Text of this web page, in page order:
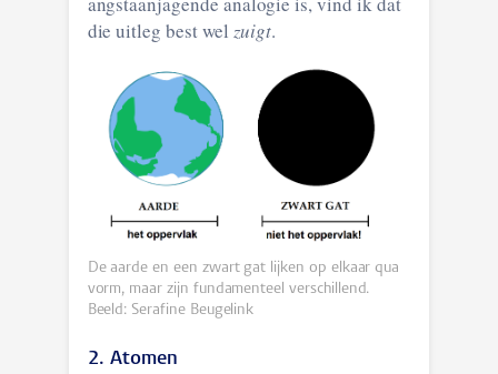
die uitleg best wel zuigt.
De aarde en een zwart gat lijken op elkaar qua
vorm, maar zijn fundamenteel verschillend.
Beeld: Serafine Beugelink
2. Atomen